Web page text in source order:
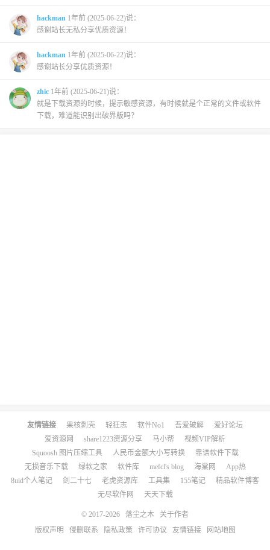
hackman 1年前 (2025-06-22)说：
感谢站长无私分享优质资源！
hackman 1年前 (2025-06-22)说：
感谢站长分享优质资源！
zhic 1年前 (2025-06-21)说：
就是下载资源的时候，提示敏感资源，有时候就是个正常的文件或软件
下载，难道能识别出破界版吗？
友情链接 果核剥壳 轻狂志 软件No1 吾爱破解
爱好论坛
爱资源网
share1223资源分享 马小帮
视频VIP解析
Squoosh 图片压缩工具
人民币金额大小写转换
靠谱软件下载
无损音乐下载
绿软之家 软件库 mefcl's blog 海棠网
App热
8uid个人笔记
剑二十七 老虎资源库 工具集 155笔记
精品软件博客
无尽软件网
天天下载
© 2017-2026 落尘之木
关于作者
版权声明
侵删联系 隐私政策 许可协议 友情链接 网站地图